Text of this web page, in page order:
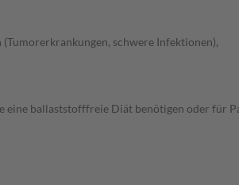
schwere Infektionen),
eine ballaststofffreie Diät benötigen oder für